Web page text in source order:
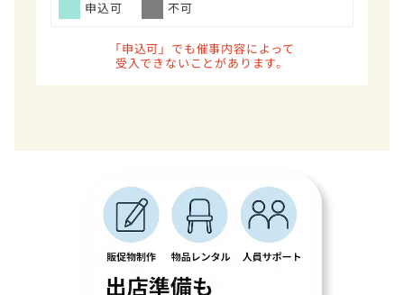
申込可 不可
「申込可」でも催事内容によって
受入できないことがあります。